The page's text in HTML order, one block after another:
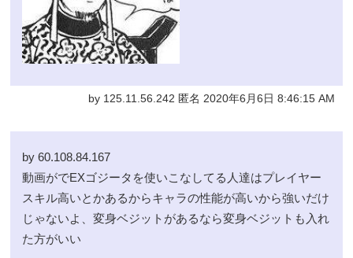
by 125.11.56.242 匿名 2020年6月6日 8:46:15 AM
by 60.108.84.167
動画がでEXゴジータを使いこなしてる人達はプレイヤー
スキル高いとかあるからキャラの性能が高いから強いだけ
じゃないよ、変身ベジットがあるなら変身ベジットも入れ
た方がいい